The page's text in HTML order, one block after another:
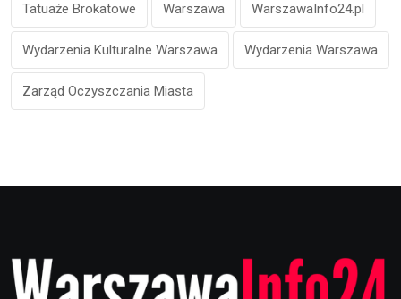
Tatuaże Brokatowe Warszawa WarszawaInfo24.pl
Wydarzenia Kulturalne Warszawa Wydarzenia Warszawa
Zarząd Oczyszczania Miasta